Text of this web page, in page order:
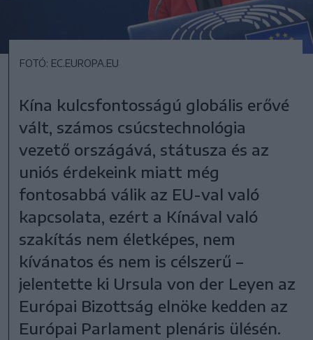
FOTÓ: EC.EUROPA.EU
Kína kulcsfontosságú globális erővé
vált, számos csúcstechnológia
vezető országává, státusza és az
uniós érdekeink miatt még
fontosabbá válik az EU-val való
kapcsolata, ezért a Kínával való
szakítás nem életképes, nem
kívánatos és nem is célszerű –
jelentette ki Ursula von der Leyen az
Európai Bizottság elnöke kedden az
Európai Parlament plenáris ülésén.